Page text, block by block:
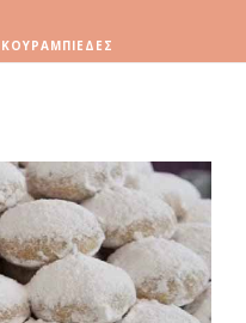
ΚΟΥΡΑΜΠΙΈΔΕΣ